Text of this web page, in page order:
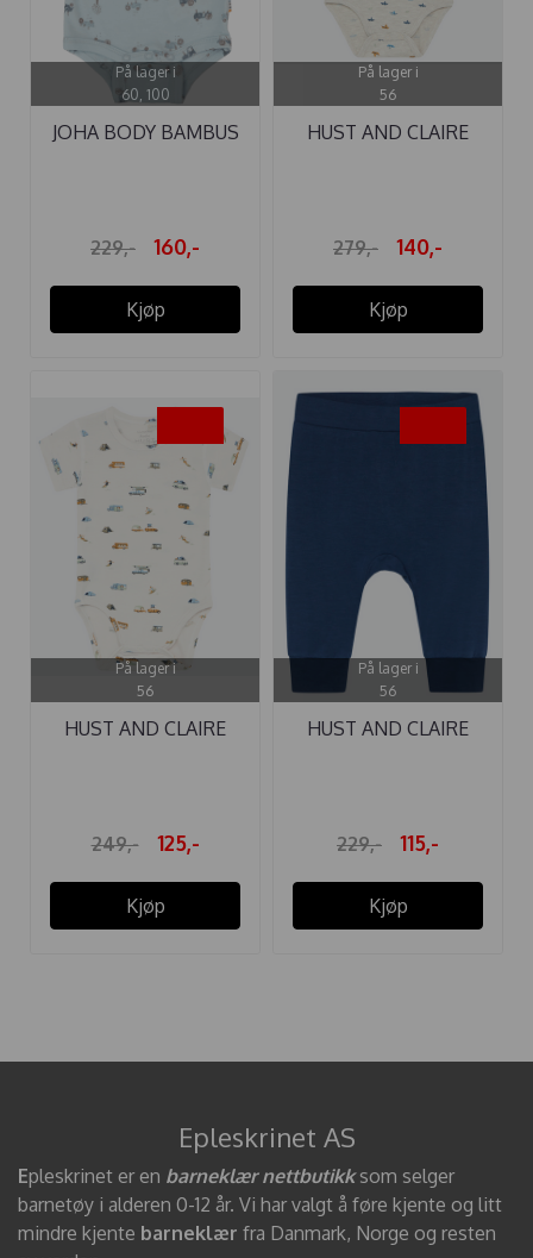
På lager i
60, 100
JOHA BODY BAMBUS
229,- 160,-
Kjøp
På lager i
56
HUST AND CLAIRE
279,- 140,-
Kjøp
På lager i
56
HUST AND CLAIRE
249,- 125,-
Kjøp
På lager i
56
HUST AND CLAIRE
229,- 115,-
Kjøp
Epleskrinet AS
Epleskrinet er en barneklær nettbutikksom selger
barnetøy i alderen 0-12 år. Vi har valgt å føre kjente og litt
mindre kjente barneklær fra Danmark, Norge og resten